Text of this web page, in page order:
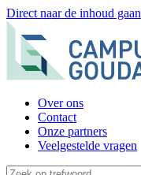
Direct naar de inhoud gaan
Over ons
Contact
Onze partners
Veelgestelde vragen